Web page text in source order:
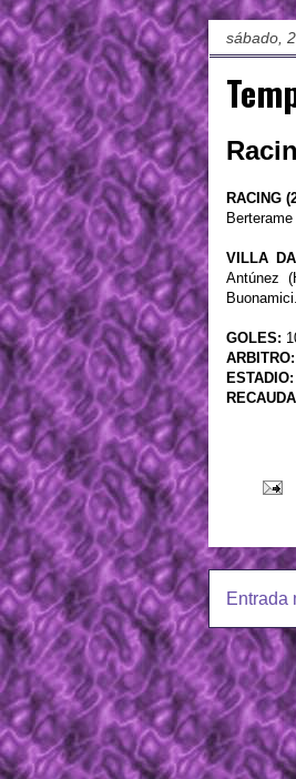
sábado,
RACING
VILLA
Antúnez
GOLES:
ARBITRO:
ESTADIO:
Entrada